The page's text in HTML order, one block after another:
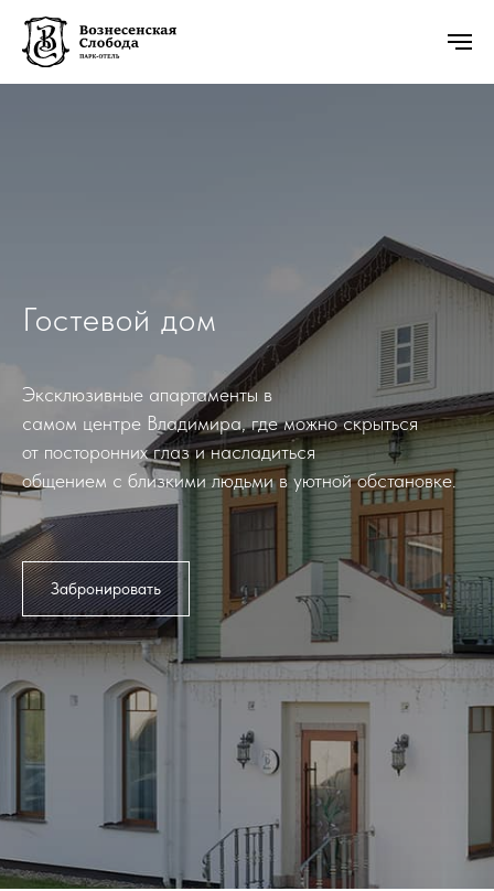
Гостевой дом
Эксклюзивные апартаменты в
самом центре Владимира, где можно скрыться
от посторонних глаз и насладиться
общением с близкими людьми в уютной обстановке.
Забронировать